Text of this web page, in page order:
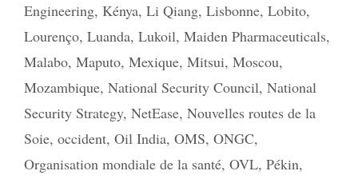
Engineering, Kénya, Li Qiang, Lisbonne, Lobito,
Lourenço, Luanda, Lukoil, Maiden Pharmaceuticals,
Malabo, Maputo, Mexique, Mitsui, Moscou,
Mozambique, National Security Council, National
Security Strategy, NetEase, Nouvelles routes de la
Soie, occident, Oil India, OMS, ONGC,
Organisation mondiale de la santé, OVL, Pékin,